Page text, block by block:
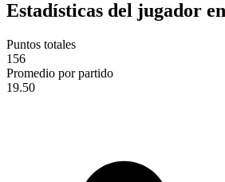
Estadísticas del jugador
Puntos totales
156
Promedio por partido
19.50